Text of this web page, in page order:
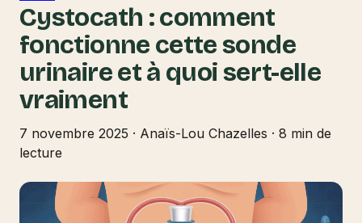
Cystocath : comment
fonctionne cette sonde
urinaire et à quoi sert-elle
vraiment
7 novembre 2025 · Anaïs-Lou Chazelles · 8 min de
lecture